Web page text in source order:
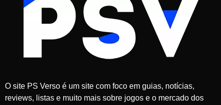
O site PS Verso é um site com foco em guias, notícias,
reviews, listas e muito mais sobre jogos e o mercado dos